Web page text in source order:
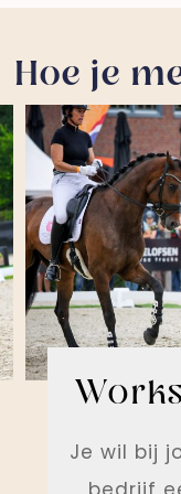
Hoe je
Je wil bij